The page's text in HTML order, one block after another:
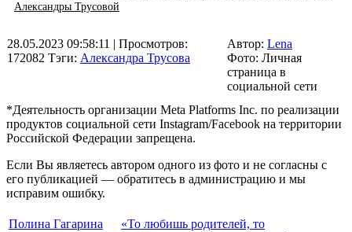
Александры Трусовой
28.05.2023 09:58:11 | Просмотров:
172082 Тэги: Александра Трусова
Автор: Lena
Фото: Личная
страница в
социальной сети
*Деятельность организации Meta Platforms Inc. по реализации
продуктов социальной сети Instagram/Facebook на территории
Российской Федерации запрещена.
Если Вы являетесь автором одного из фото и не согласны с
его публикацией — обратитесь в администрацию и мы
исправим ошибку.
Полина Гагарина
«То любишь родителей, то